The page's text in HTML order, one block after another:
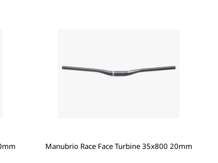
Manubrio Race Face Turbine 35x800 20mm